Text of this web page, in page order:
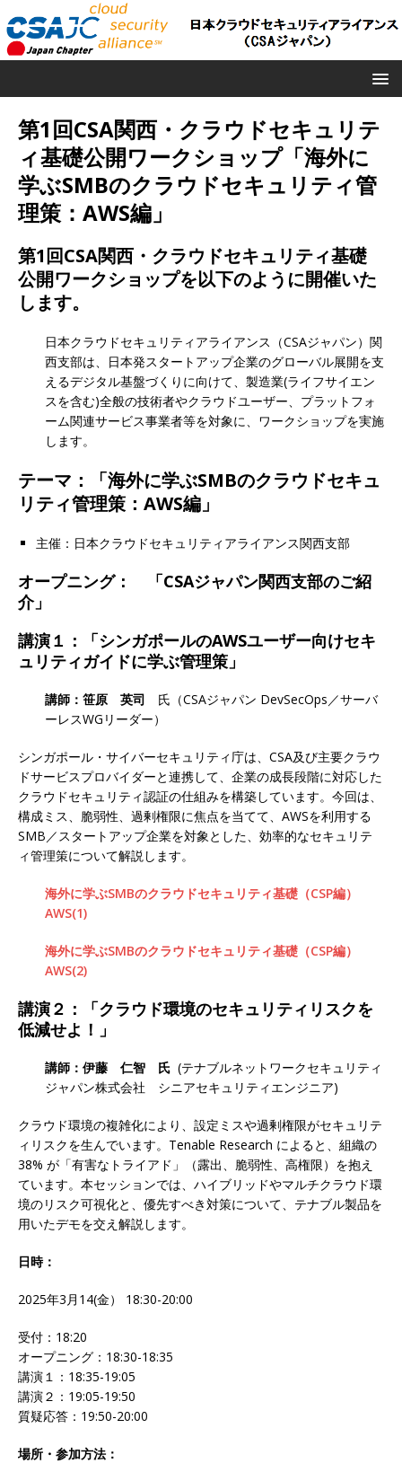
第1回CSA関西・クラウドセキュリテ
ィ基礎公開ワークショップ「海外に
学ぶSMBのクラウドセキュリティ管
理策：AWS編」
第1回CSA関西・クラウドセキュリティ基礎
公開ワークショップを以下のように開催いた
します。
日本クラウドセキュリティアライアンス（CSAジャパン）関
西支部は、日本発スタートアップ企業のグローバル展開を支
えるデジタル基盤づくりに向けて、製造業(ライフサイエン
スを含む)全般の技術者やクラウドユーザー、プラットフォ
ーム関連サービス事業者等を対象に、ワークショップを実施
します。
テーマ：「海外に学ぶSMBのクラウドセキュ
リティ管理策：AWS編」
主催：日本クラウドセキュリティアライアンス関西支部
オープニング： 「CSAジャパン関西支部のご紹
介」
講演１：「シンガポールのAWSユーザー向けセキ
ュリティガイドに学ぶ管理策」
講師： 笹原 英司 氏（CSAジャパン DevSecOps／サーバ
ーレスWGリーダー）
シンガポール・サイバーセキュリティ庁は、CSA及び主要クラウ
ドサービスプロバイダーと連携して、企業の成長段階に対応した
クラウドセキュリティ認証の仕組みを構築しています。今回は、
構成ミス、脆弱性、過剰権限に焦点を当てて、AWSを利用する
SMB／スタートアップ企業を対象とした、効率的なセキュリテ
ィ管理策について解説します。
海外に学ぶSMBのクラウドセキュリティ基礎（CSP編）
AWS(1)
海外に学ぶSMBのクラウドセキュリティ基礎（CSP編）
AWS(2)
講演２：
「クラウド環境のセキュリティリスクを
低減せよ！」
講師：伊藤 仁智 氏 (テナブルネットワークセキュリティ
ジャパン株式会社 シニアセキュリティエンジニア)
クラウド環境の複雑化により、設定ミスや過剰権限がセキュリテ
ィリスクを生んでいます。Tenable Research によると、組織の
38% が「有害なトライアド」（露出、脆弱性、高権限）を抱え
ています。本セッションでは、ハイブリッドやマルチクラウド環
境のリスク可視化と、優先すべき対策について、テナブル製品を
用いたデモを交え解説します。
日時：
2025年3月14(金） 18:30-20:00
受付：18:20
オープニング：18:30-18:35
講演１：18:35-19:05
講演２：19:05-19:50
質疑応答：19:50-20:00
場所・参加方法：